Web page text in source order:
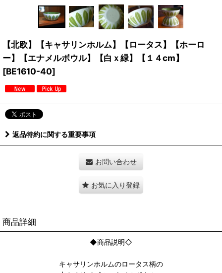
【北欧】【キャサリンホルム】【ロータス】【ホーロ
ー】【エナメルボウル】【白ｘ緑】【１４cm】
[BE1610-40]
返品特約に関する重要事項
お問い合わせ
お気に入り登録
商品詳細
◆商品説明◇
キャサリンホルムのロータス柄の